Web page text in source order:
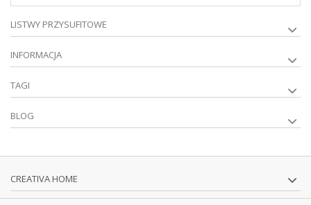
LISTWY PRZYSUFITOWE
INFORMACJA
TAGI
BLOG
CREATIVA HOME